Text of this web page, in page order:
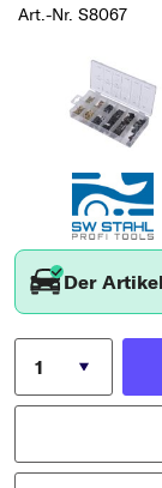
Art.-Nr. S8067
Der